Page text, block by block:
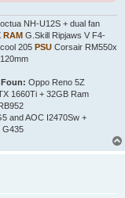
NH-U12S + dual fan
RAM G.Skill Ripjaws V F4-
205 PSU Corsair RM550x
Foun: Oppo Reno 5Z
1660Ti + 32GB Ram
and AOC I2470Sw +
G435